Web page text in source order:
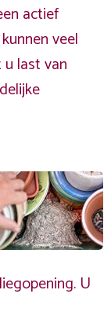
actief
veel
last van
U